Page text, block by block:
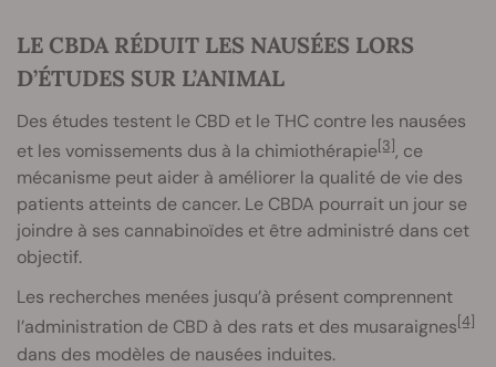
LE CBDA RÉDUIT LES NAUSÉES LORS
D’ÉTUDES SUR L’ANIMAL
Des études testent le CBD et le THC contre les nausées
et les vomissements dus à la chimiothérapie[3], ce
mécanisme peut aider à améliorer la qualité de vie des
patients atteints de cancer. Le CBDA pourrait un jour se
joindre à ses cannabinoïdes et être administré dans cet
objectif.
Les recherches menées jusqu’à présent comprennent
l’administration de CBD à des rats et des musaraignes[4]
dans des modèles de nausées induites.